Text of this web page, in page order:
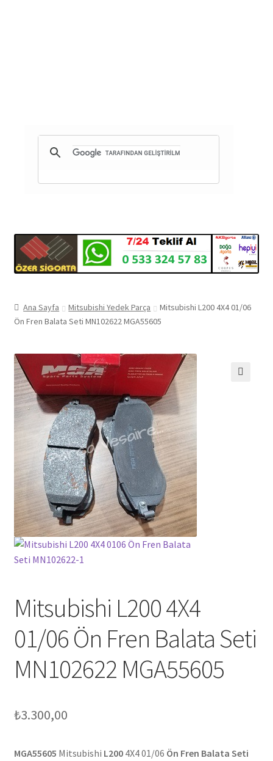
Ana Sayfa Mitsubishi Yedek Parça
Mitsubishi L200 4X4 01/06
Ön Fren Balata Seti MN102622 MGA55605
Mitsubishi L200 4X4
01/06 Ön Fren Balata Seti
MN102622 MGA55605
₺3.300,00
MGA55605 Mitsubishi L2004X4 01/06 Ön Fren Balata Seti